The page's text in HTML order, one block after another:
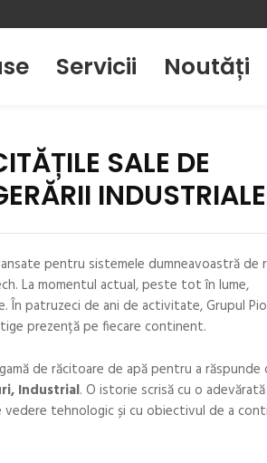
Servicii Noutăți
SALE DE
INDUSTRIALE
pentru sistemele dumneavoastră de
La momentul actual, peste tot în lume,
În patruzeci de ani de activitate, Grupul
prezență pe fiecare continent.
de răcitoare de apă pentru a răspunde
Industrial. O istorie scrisă cu o adevărată
tehnologic și cu obiectivul de a